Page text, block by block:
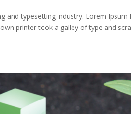
typesetting industry. Lorem Ipsum
printer took a galley of type and